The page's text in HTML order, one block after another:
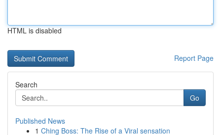
HTML is disabled
Report Page
Search
Go
Published News
1 Ching Boss: The Rise of a Viral sensation